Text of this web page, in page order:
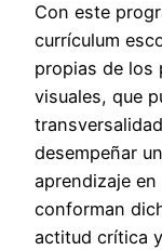
Con este
currículum
propias de los
visuales, que
desempeñar
aprendizaje
conforman
actitud crítica